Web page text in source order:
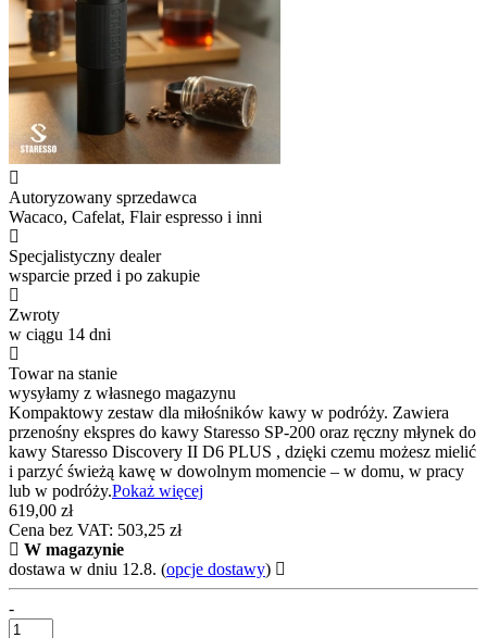
Autoryzowany sprzedawca
Wacaco, Cafelat, Flair espresso i inni
Specjalistyczny dealer
wsparcie przed i po zakupie
Zwroty
w ciągu 14 dni
Towar na stanie
wysyłamy z własnego magazynu
Kompaktowy zestaw dla miłośników kawy w podróży. Zawiera
przenośny ekspres do kawy Staresso SP-200 oraz ręczny młynek do
kawy Staresso Discovery II D6 PLUS , dzięki czemu możesz mielić
i parzyć świeżą kawę w dowolnym momencie – w domu, w pracy
lub w podróży.Pokaż więcej
619,00 zł
Cena bez VAT: 503,25 zł
W magazynie
dostawa w dniu 12.8. (opcje dostawy)
-